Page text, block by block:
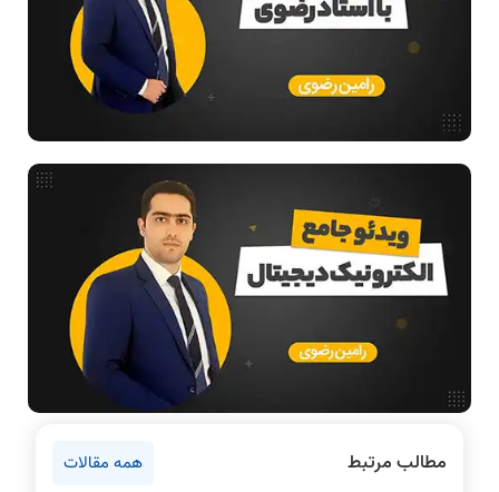
ساختمان داده
طراحی الگوریتم
هوش مصنوعی
فیلم حل سوال و تست
فناوری
مقالات عمومی رشته کامپیوتر
دانشگاه ها
اخبار آزمون ها
دروس مهندسی کامپیوتر
مطالب مرتبط همه مقالات